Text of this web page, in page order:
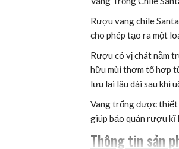
Rượu vang chile
cho phép tạo ra một
Rượu có vị chát nằm
hữu mùi thơm tổ hợp
lưu lại lâu dài sau khi
Vang trống được thiết
giúp bảo quản rượu
Thông tin sản